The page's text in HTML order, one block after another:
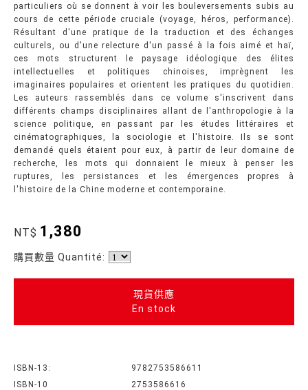
particuliers où se donnent à voir les bouleversements subis au
cours de cette période cruciale (voyage, héros, performance).
Résultant d'une pratique de la traduction et des échanges
culturels, ou d'une relecture d'un passé à la fois aimé et haï,
ces mots structurent le paysage idéologique des élites
intellectuelles et politiques chinoises, imprègnent les
imaginaires populaires et orientent les pratiques du quotidien.
Les auteurs rassemblés dans ce volume s'inscrivent dans
différents champs disciplinaires allant de l'anthropologie à la
science politique, en passant par les études littéraires et
cinématographiques, la sociologie et l'histoire. Ils se sont
demandé quels étaient pour eux, à partir de leur domaine de
recherche, les mots qui donnaient le mieux à penser les
ruptures, les persistances et les émergences propres à
l'histoire de la Chine moderne et contemporaine.
NT$ 1,380
購買數量 Quantité:
現貨供應
En stock
ISBN-13:
9782753586611
ISBN-10
2753586616